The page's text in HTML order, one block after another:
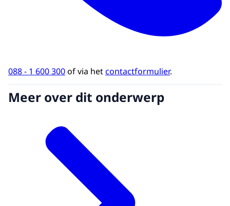
088 - 1 600 300of via hetcontactformulier.
Meer over dit onderwerp